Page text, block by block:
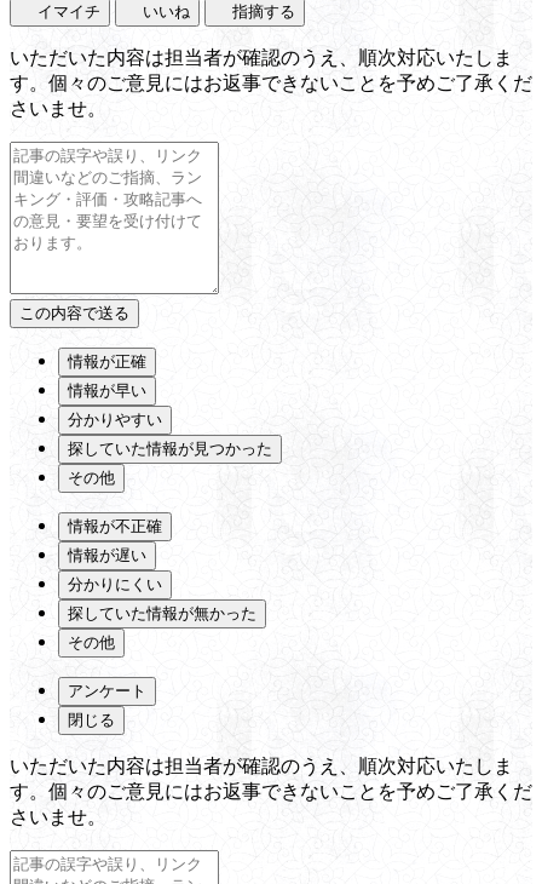
イマイチ いいね 指摘する
いただいた内容は担当者が確認のうえ、順次対応いたしま
す。個々のご意見にはお返事できないことを予めご了承くだ
さいませ。
情報が正確
情報が早い
分かりやすい
探していた情報が見つかった
その他
情報が不正確
情報が遅い
分かりにくい
探していた情報が無かった
その他
アンケート
閉じる
いただいた内容は担当者が確認のうえ、順次対応いたしま
す。個々のご意見にはお返事できないことを予めご了承くだ
さいませ。